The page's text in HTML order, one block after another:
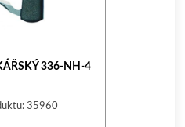
336-NH-4
35960